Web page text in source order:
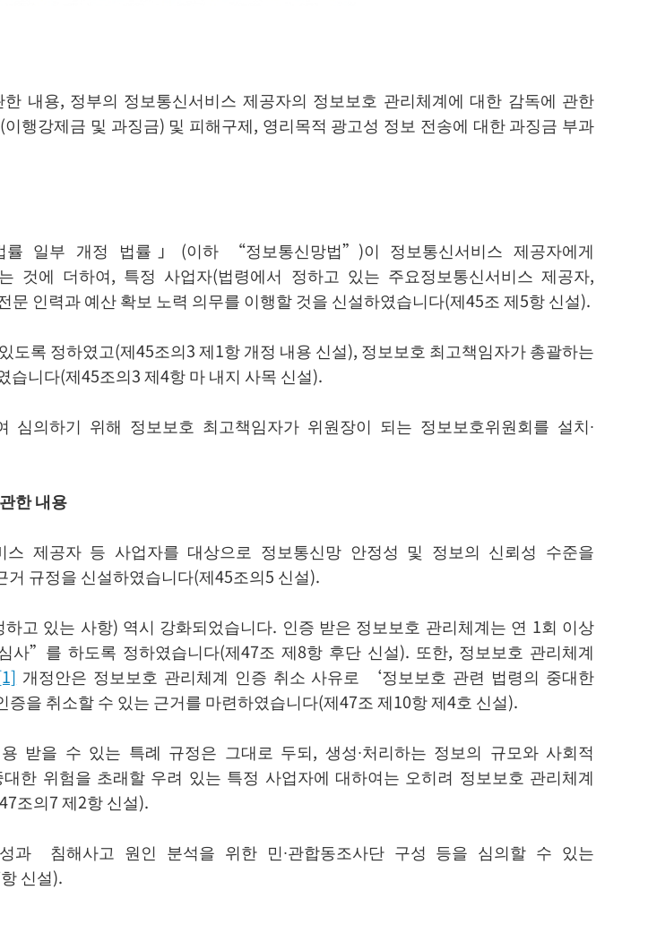
내용, 정부의 정보통신서비스 제공자의 정보보호 관리체계에 대한 감독에 관한
행강제금 및 과징금) 및 피해구제, 영리목적 광고성 정보 전송에 대한 과징금 부과
일부 개정 법률」(이하 “정보통신망법”)이 정보통신서비스 제공자에게
것에 더하여, 특정 사업자(법령에서 정하고 있는 주요정보통신서비스 제공자,
인력과 예산 확보 노력 의무를 이행할 것을 신설하였습니다(제45조 제5항 신설).
록 정하였고(제45조의3 제1항 개정 내용 신설), 정보보호 최고책임자가 총괄하는
습니다(제45조의3 제4항 마 내지 사목 신설).
의하기 위해 정보보호 최고책임자가 위원장이 되는 정보보호위원회를 설치∙
한 내용
스 제공자 등 사업자를 대상으로 정보통신망 안정성 및 정보의 신뢰성 수준을
규정을 신설하였습니다(제45조의5 신설).
고 있는 사항) 역시 강화되었습니다. 인증 받은 정보보호 관리체계는 연 1회 이상
”를 하도록 정하였습니다(제47조 제8항 후단 신설). 또한, 정보보호 관리체계
개정안은 정보보호 관리체계 인증 취소 사유로 ‘정보보호 관련 법령의 중대한
을 취소할 수 있는 근거를 마련하였습니다(제47조 제10항 제4호 신설).
받을 수 있는 특례 규정은 그대로 두되, 생성∙처리하는 정보의 규모와 사회적
한 위험을 초래할 우려 있는 특정 사업자에 대하여는 오히려 정보보호 관리체계
조의7 제2항 신설).
과 침해사고 원인 분석을 위한 민∙관합동조사단 구성 등을 심의할 수 있는
신설).